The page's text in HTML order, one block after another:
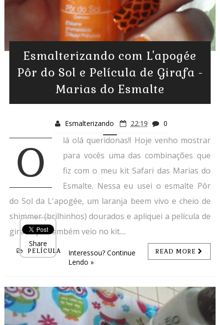
Esmalterizando com L'apogée
Pôr do Sol e Película de Girafa -
Marias do Esmalte
Esmalterizando 22:19 0
O
lá olá queridonas!! Hoje venho mostrar
para vocês uma das combinações que
fiz com o meu kit Safari das Marias do
Esmalte. Nessa eu usei o esmalte Pôr
do Sol da L'apogée, um laranja beem vivo e cheio de
shimmer (brilhinhos) dourados e apliquei a película de
girafa que também veio no kit....
PELÍCULA READ MORE
Interessou? Continue
Lendo »
Share